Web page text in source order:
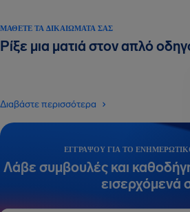
ΕΓΓΡΆΨΟΥ ΓΙΑ ΤΟ
Λάβε συμβουλές και
εισερχόμενά
ΜΆΘΕΤΕ ΤΑ ΔΙΚΑΙΏΜΑΤΆ ΣΑΣ
Ρίξε μια ματιά στον απλό
Διαβάστε περισσότερα